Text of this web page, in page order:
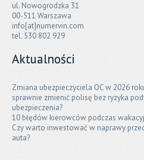
ul. Nowogrodzka 31
00-511 Warszawa
info[at]numervin.com
tel. 530 802 929
Aktualności
Zmiana ubezpieczyciela OC w 2026
sprawnie zmienić polisę bez ryzyka
ubezpieczenia?
10 błędów kierowców podczas
Czy warto inwestować w naprawy
auta?